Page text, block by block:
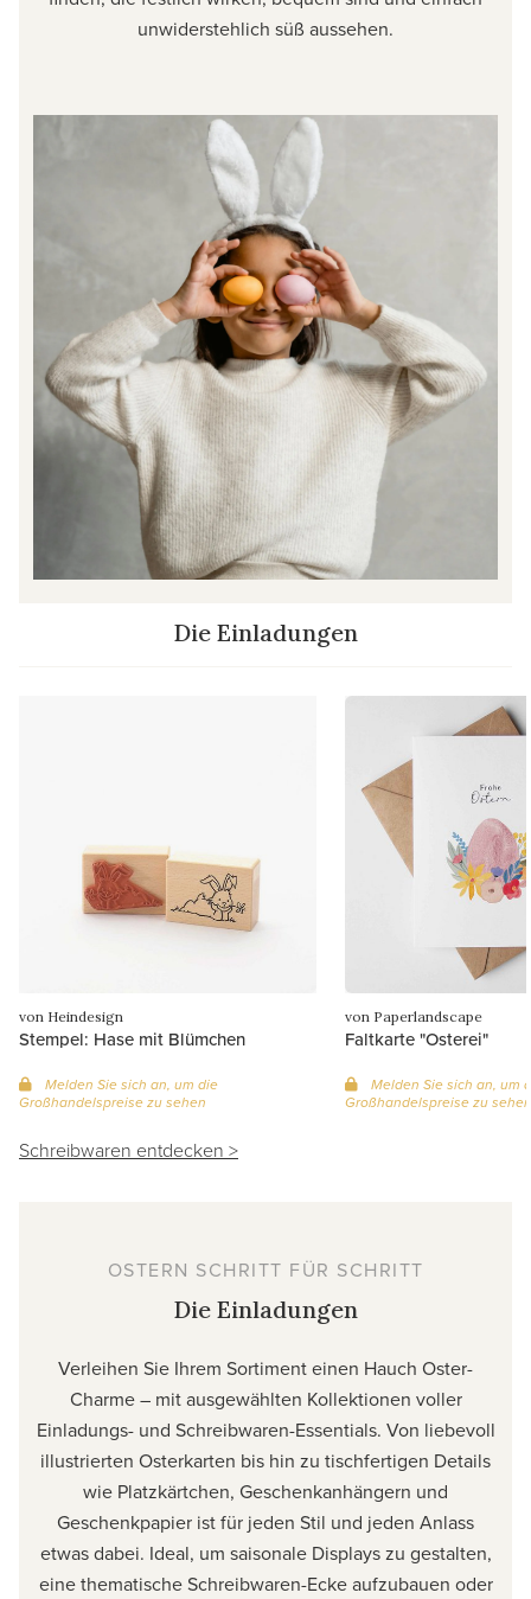
unwiderstehlich süß aussehen.
Die Einladungen
von Heindesign
Stempel: Hase mit Blümchen
Melden Sie sich an, um die
Großhandelspreise zu sehen
von Paperlandscape
Faltkarte "Osterei"
Melden Sie sich an, um
Großhandelspreise zu sehen
Schreibwaren entdecken >
OSTERN SCHRITT FÜR SCHRITT
Die Einladungen
Verleihen Sie Ihrem Sortiment einen Hauch Oster-
Charme – mit ausgewählten Kollektionen voller
Einladungs- und Schreibwaren-Essentials. Von liebevoll
illustrierten Osterkarten bis hin zu tischfertigen Details
wie Platzkärtchen, Geschenkanhängern und
Geschenkpapier ist für jeden Stil und jeden Anlass
etwas dabei. Ideal, um saisonale Displays zu gestalten,
eine thematische Schreibwaren-Ecke aufzubauen oder